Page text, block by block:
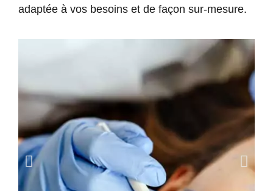
adaptée à vos besoins et de façon sur-mesure.